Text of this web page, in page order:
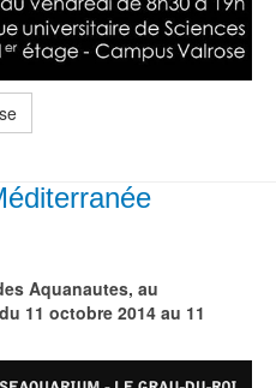
Aquanautes, au
du 11 octobre 2014 au 11